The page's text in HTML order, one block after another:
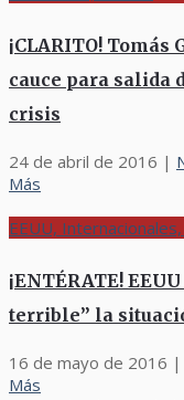
¡CLARITO!
cauce para salida
crisis
24 de abril de 2016 |
Más
EEUU,
¡ENTÉRATE!
terrible” la
16 de mayo de 2016 |
Más